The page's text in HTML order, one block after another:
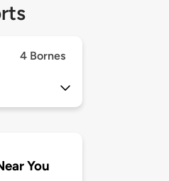
4 Bornes
You